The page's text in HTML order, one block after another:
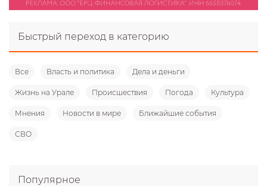
Быстрый переход в категорию
Все Власть и политика Дела и деньги
Жизнь на Урале Происшествия Погода Культура
Мнения Новости в мире Ближайшие события
СВО
Популярное